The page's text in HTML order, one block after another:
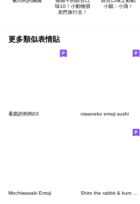
味10！小動物朋
友們旅行去！
小貓：小滴！
更多類似表情貼
看戲的狗狗03 niwaneko emoji sushi
Mochiwasabi Emoji Shiro the rabbit & kuro the cat Emoji 1